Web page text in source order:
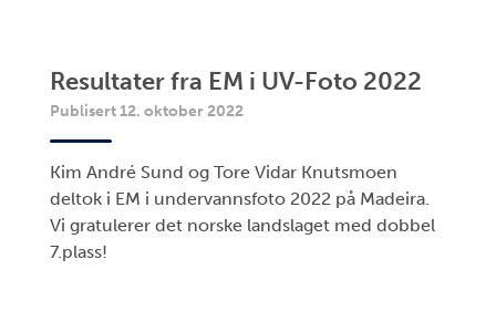
Resultater fra EM i UV-Foto 2022
Publisert 12. oktober 2022
Kim André Sund og Tore Vidar Knutsmoen
deltok i EM i undervannsfoto 2022 på Madeira.
Vi gratulerer det norske landslaget med dobbel
7.plass!